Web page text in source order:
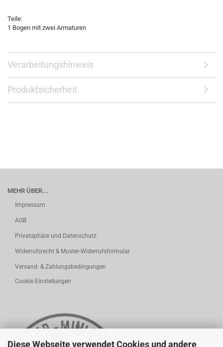
Diese Webseite verwendet Cookies und andere
Teile:
1 Bogen mit zwei Armaturen
Verarbeitungshinweis
Produktsicherheit
MEHR ÜBER...
Impressum
AGB
Privatsphäre und Datenschutz
Widerrufsrecht & Muster-Widerrufsformular
Versand- & Zahlungsbedingungen
Cookie Einstellungen